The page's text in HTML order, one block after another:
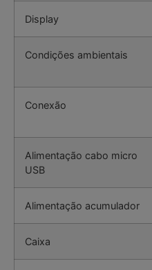
Display
Condições ambientais
Conexão
Alimentação cabo micro
USB
Alimentação acumulador
Caixa